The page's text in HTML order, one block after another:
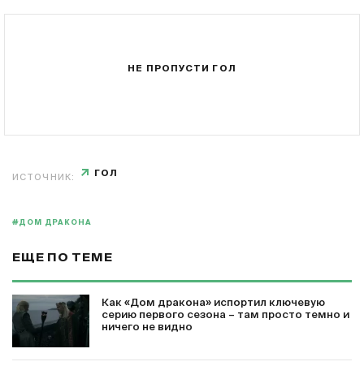
НЕ ПРОПУСТИ ГОЛ
ИСТОЧНИК: ГОЛ
#ДОМ ДРАКОНА
ЕЩЕ ПО ТЕМЕ
Как «Дом дракона» испортил ключевую
серию первого сезона – там просто темно и
ничего не видно